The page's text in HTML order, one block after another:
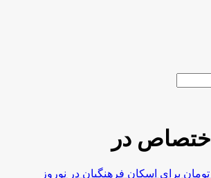
اختصاص در